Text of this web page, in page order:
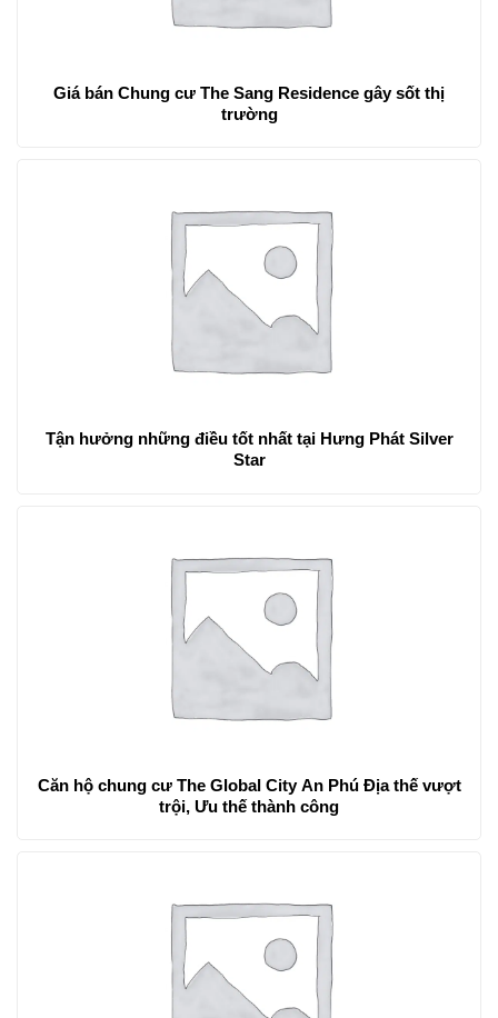
Giá bán Chung cư The Sang Residence gây sốt thị
trường
Tận hưởng những điều tốt nhất tại Hưng Phát Silver
Star
Căn hộ chung cư The Global City An Phú Địa thế vượt
trội, Ưu thế thành công